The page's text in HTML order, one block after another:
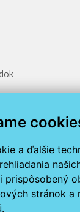
a ďalšie
prispôsobený
stránok a